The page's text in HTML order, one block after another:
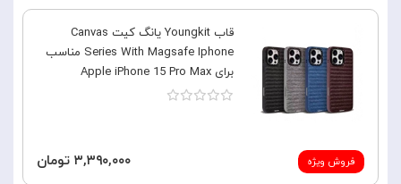
فروش ویژه
قاب Youngkit یانگ کیت Canvas
Series With Magsafe Iphone مناسب
برای Apple iPhone 15 Pro Max
۳,۳۹۰,۰۰۰ تومان